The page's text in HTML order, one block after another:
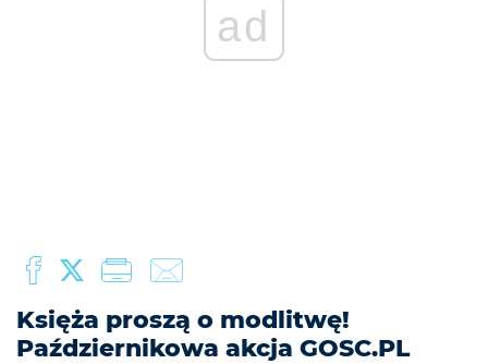
ad
Księża proszą o modlitwę!
Październikowa akcja GOSC.PL